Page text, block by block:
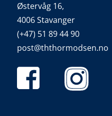
Østervåg 16,
4006 Stavanger
(+47) 51 89 44 90
post@ththormodsen.no